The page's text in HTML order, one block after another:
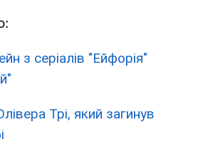
з серіалів "Ейфорія"
Трі, який загинув